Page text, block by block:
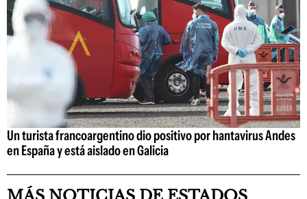
Un turista francoargentino dio positivo por hantavirus Andes
en España y está aislado en Galicia